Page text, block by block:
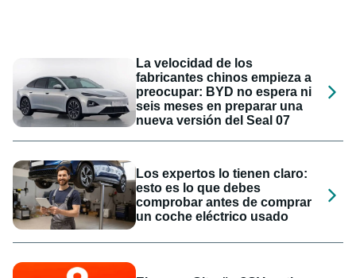
La velocidad de los
fabricantes chinos empieza a
preocupar: BYD no espera ni
seis meses en preparar una
nueva versión del Seal 07
Los expertos lo tienen claro:
esto es lo que debes
comprobar antes de comprar
un coche eléctrico usado